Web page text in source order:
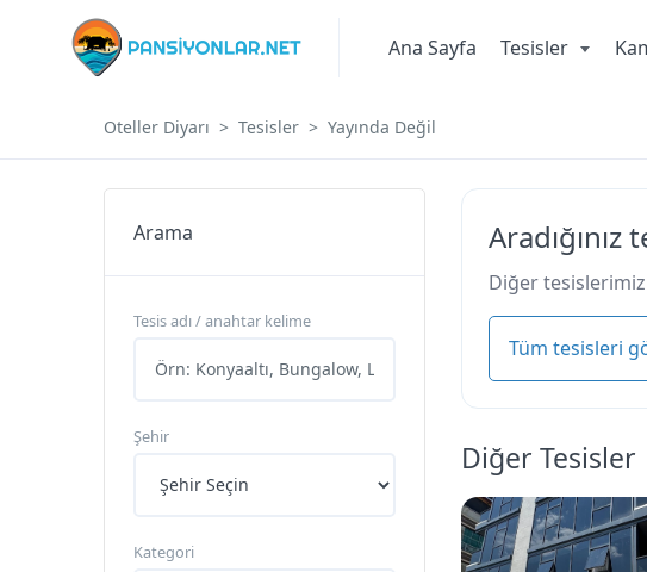
Ana Sayfa Tesisler
Oteller Diyarı Tesisler Yayında Değil
Arama
Tesis adı / anahtar kelime
Şehir
Kategori
Aradığınız
Diğer
Tüm tesisleri
Diğer Tesisler